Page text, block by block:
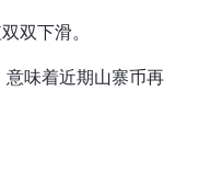
双下滑。
意味着近期山寨币再